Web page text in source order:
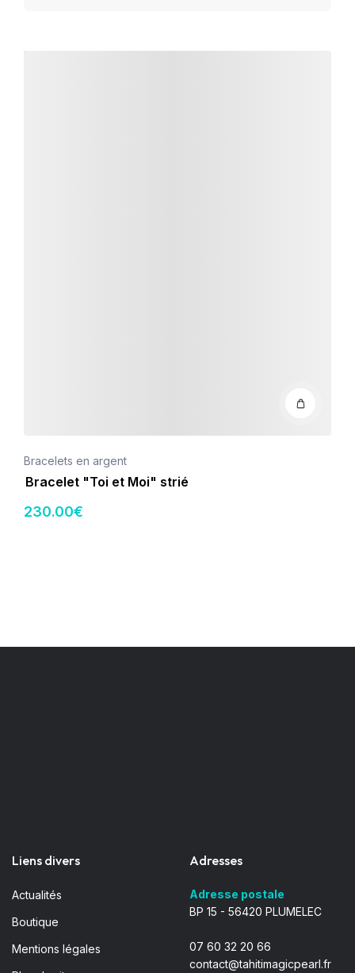
Bracelets en argent
Bracelet "Toi et Moi" strié
230.00€
Liens divers
Actualités
Boutique
Mentions légales
Adresses
Adresse postale
BP 15 - 56420 PLUMELEC
07 60 32 20 66
contact@tahitimagicpearl.fr